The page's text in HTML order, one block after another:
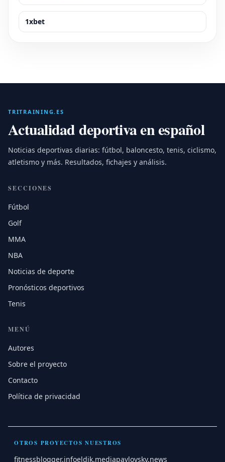
1xbet
TRITRAINING.ES
Actualidad deportiva en español
Noticias deportivas diarias: fútbol, baloncesto, tenis, ciclismo,
atletismo y más. Resultados, fichajes y análisis.
SECCIONES
Fútbol
Golf
MMA
NBA
Noticias de deporte
Pronósticos deportivos
Tenis
MENÚ
Autores
Sobre el proyecto
Contacto
Política de privacidad
OTROS PROYECTOS NUESTROS
fitnessblogger.infoeldik.mediapavlovsky.news